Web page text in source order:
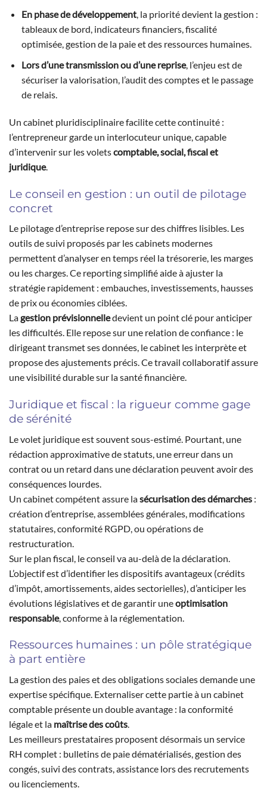
En phase de développement, la priorité devient la gestion :
tableaux de bord, indicateurs financiers, fiscalité
optimisée, gestion de la paie et des ressources humaines.
Lors d’une transmission ou d’une reprise, l’enjeu est de
sécuriser la valorisation, l’audit des comptes et le passage
de relais.
Un cabinet pluridisciplinaire facilite cette continuité :
l’entrepreneur garde un interlocuteur unique, capable
d’intervenir sur les voletscomptable, social, fiscal et
juridique.
Le conseil en gestion : un outil de pilotage
concret
Le pilotage d’entreprise repose sur des chiffres lisibles. Les
outils de suivi proposés par les cabinets modernes
permettent d’analyser en temps réel la trésorerie, les marges
ou les charges. Ce reporting simplifié aide à ajuster la
stratégie rapidement : embauches, investissements, hausses
de prix ou économies ciblées.
Lagestion prévisionnelledevient un point clé pour anticiper
les difficultés. Elle repose sur une relation de confiance : le
dirigeant transmet ses données, le cabinet les interprète et
propose des ajustements précis. Ce travail collaboratif assure
une visibilité durable sur la santé financière.
Juridique et fiscal : la rigueur comme gage
de sérénité
Le volet juridique est souvent sous-estimé. Pourtant, une
rédaction approximative de statuts, une erreur dans un
contrat ou un retard dans une déclaration peuvent avoir des
conséquences lourdes.
Un cabinet compétent assure lasécurisation des démarches :
création d’entreprise, assemblées générales, modifications
statutaires, conformité RGPD, ou opérations de
restructuration.
Sur le plan fiscal, le conseil va au-delà de la déclaration.
L’objectif est d’identifier les dispositifs avantageux (crédits
d’impôt, amortissements, aides sectorielles), d’anticiper les
évolutions législatives et de garantir uneoptimisation
responsable, conforme à la réglementation.
Ressources humaines : un pôle stratégique
à part entière
La gestion des paies et des obligations sociales demande une
expertise spécifique. Externaliser cette partie à un cabinet
comptable présente un double avantage : la conformité
légale et la maîtrise des coûts.
Les meilleurs prestataires proposent désormais un service
RH complet : bulletins de paie dématérialisés, gestion des
congés, suivi des contrats, assistance lors des recrutements
ou licenciements.